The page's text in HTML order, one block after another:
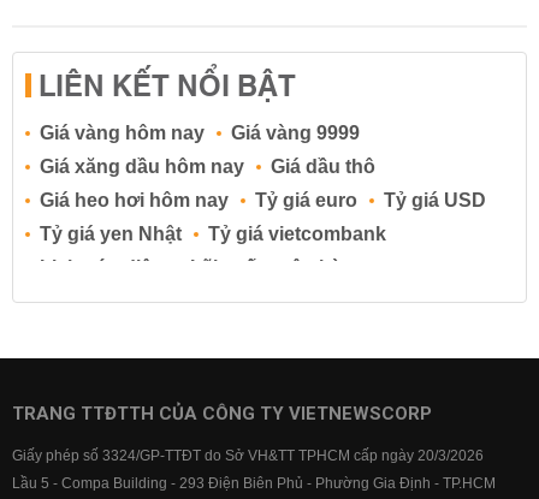
LIÊN KẾT NỔI BẬT
Giá vàng hôm nay
Giá vàng 9999
Giá xăng dầu hôm nay
Giá dầu thô
Giá heo hơi hôm nay
Tỷ giá euro
Tỷ giá USD
Tỷ giá yen Nhật
Tỷ giá vietcombank
Lịch cúp điện
Lãi suất ngân hàng
Lãi suất tiết kiệm
Lãi suất tiền gửi
Lãi suất ngân hàng BIDV
Lãi suất ngân hàng Vietcombank
TRANG TTĐTTH CỦA CÔNG TY VIETNEWSCORP
Giấy phép số 3324/GP-TTĐT do Sở VH&TT TPHCM cấp ngày 20/3/2026
Lầu 5 - Compa Building - 293 Điện Biên Phủ - Phường Gia Định - TP.HCM